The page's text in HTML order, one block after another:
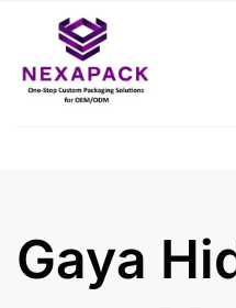
content
Gaya